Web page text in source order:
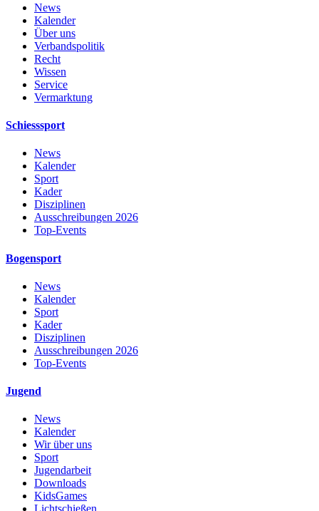
News
Kalender
Über uns
Verbandspolitik
Recht
Wissen
Service
Vermarktung
Schiesssport
News
Kalender
Sport
Kader
Disziplinen
Ausschreibungen 2026
Top-Events
Bogensport
News
Kalender
Sport
Kader
Disziplinen
Ausschreibungen 2026
Top-Events
Jugend
News
Kalender
Wir über uns
Sport
Jugendarbeit
Downloads
KidsGames